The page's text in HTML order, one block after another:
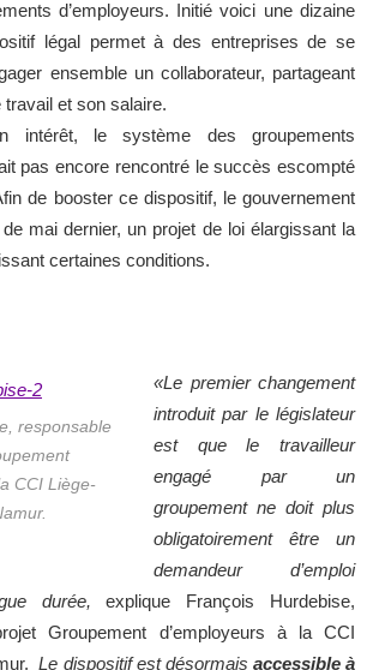
d’employeurs. Initié voici une dizaine
légal permet à des entreprises de se
ensemble un collaborateur, partageant
et son salaire.
intérêt, le système des groupements
pas encore rencontré le succès escompté
de booster ce dispositif, le gouvernement
mai dernier, un projet de loi élargissant la
certaines conditions.
responsable
CCI Liège-
«Le premier changement
introduit par le législateur
est que le travailleur
engagé par un
groupement ne doit plus
obligatoirement être un
demandeur d’emploi
durée,explique François Hurdebise,
Groupement d’employeurs à la CCI
Le dispositif est désormais accessible à